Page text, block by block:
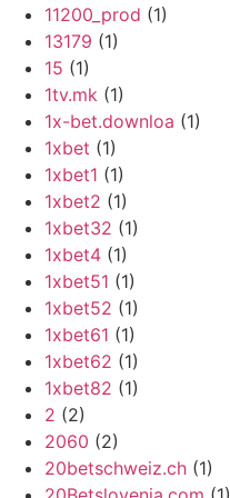
11200_prod (1)
13179 (1)
15 (1)
1tv.mk (1)
1x-bet.downloa (1)
1xbet (1)
1xbet1 (1)
1xbet2 (1)
1xbet32 (1)
1xbet4 (1)
1xbet51 (1)
1xbet52 (1)
1xbet61 (1)
1xbet62 (1)
1xbet82 (1)
2 (2)
2060 (2)
20betschweiz.ch (1)